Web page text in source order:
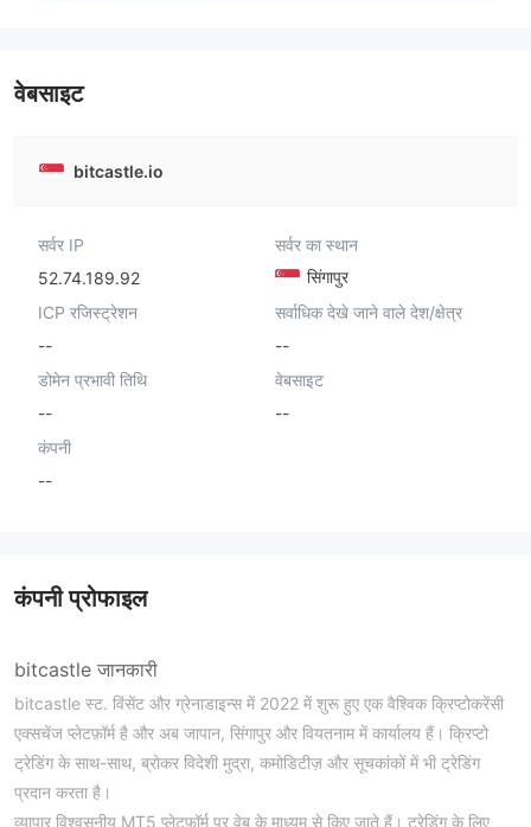
वेबसाइट
bitcastle.io
सर्वर IP
52.74.189.92
सर्वर का स्थान
सिंगापुर
ICP रजिस्ट्रेशन
--
सर्वाधिक देखे जाने वाले देश/क्षेत्र
--
डोमेन प्रभावी तिथि
--
वेबसाइट
--
कंपनी
--
कंपनी प्रोफाइल
bitcastle जानकारी
bitcastle स्ट. विंसेंट और ग्रेनाडाइन्स में 2022 में शुरू हुए एक वैश्विक क्रिप्टोकरेंसी
एक्सचेंज प्लेटफ़ॉर्म है और अब जापान, सिंगापुर और वियतनाम में कार्यालय हैं। क्रिप्टो
ट्रेडिंग के साथ-साथ, ब्रोकर विदेशी मुद्रा, कमोडिटीज़ और सूचकांकों में भी ट्रेडिंग
प्रदान करता है।
व्यापार विश्वसनीय MT5 प्लेटफ़ॉर्म पर वेब के माध्यम से किए जाते हैं। ट्रेडिंग के लिए